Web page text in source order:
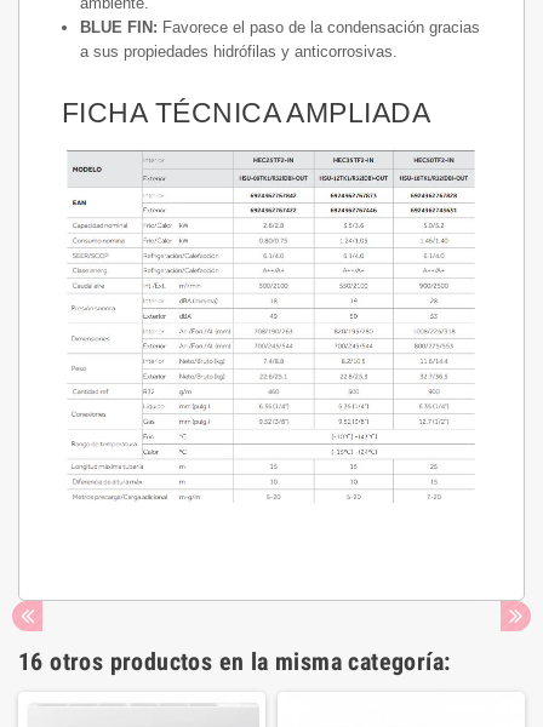
BLUE FIN: Favorece el paso de la condensación gracias
a sus propiedades hidrófilas y anticorrosivas.
FICHA TÉCNICA AMPLIADA
16 otros productos en la misma categoría: